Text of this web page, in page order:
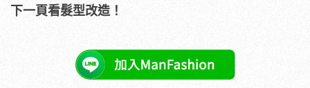
下一頁看髮型改造！